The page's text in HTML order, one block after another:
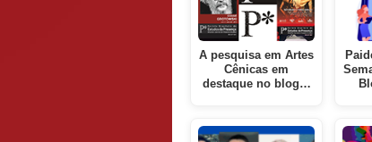
A pesquisa em Artes
Cênicas em
destaque no blog…